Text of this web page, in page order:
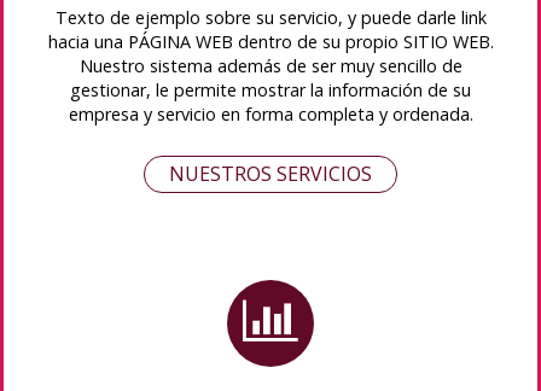
Texto de ejemplo sobre su servicio, y puede darle link
hacia una PÁGINA WEB dentro de su propio SITIO WEB.
Nuestro sistema además de ser muy sencillo de
gestionar, le permite mostrar la información de su
empresa y servicio en forma completa y ordenada.
NUESTROS SERVICIOS